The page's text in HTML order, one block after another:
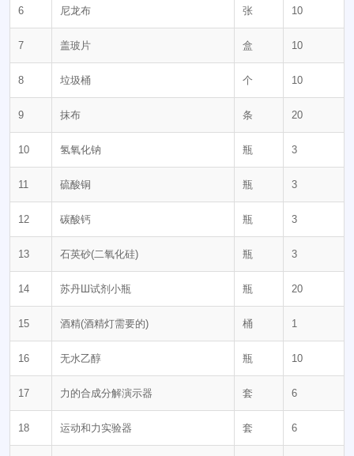
6 尼龙布 张 10
7 盖玻片 盒 10
8 垃圾桶 个 10
9 抹布 条 20
10 氢氧化钠 瓶 3
11 硫酸铜 瓶 3
12 碳酸钙 瓶 3
13 石英砂(二氧化硅) 瓶 3
14 苏丹Ш试剂小瓶 瓶 20
15 酒精(酒精灯需要的) 桶 1
16 无水乙醇 瓶 10
17 力的合成分解演示器 套 6
18 运动和力实验器 套 6